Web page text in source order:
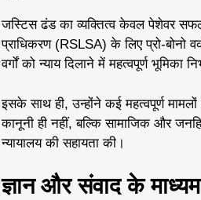
जस्टिस ढंड का व्यक्तित्व केवल पेशेवर
प्राधिकरण (RSLSA) के लिए प्रो-बोनो
वर्गों को न्याय दिलाने में महत्वपूर्ण भूमिका
इसके साथ ही, उन्होंने कई महत्वपूर्ण
कानूनी ही नहीं, बल्कि सामाजिक और
न्यायालय की सहायता की।
ज्ञान और संवाद के